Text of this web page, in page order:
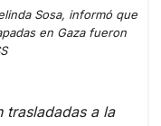
Sosa, informó que
en Gaza fueron
trasladadas a la